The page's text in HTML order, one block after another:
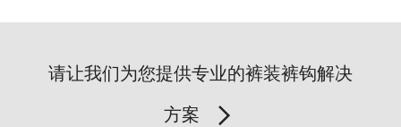
请让我们为您提供专业的裤装裤钩解决
方案